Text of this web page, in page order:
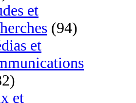
et
(94)
et
et